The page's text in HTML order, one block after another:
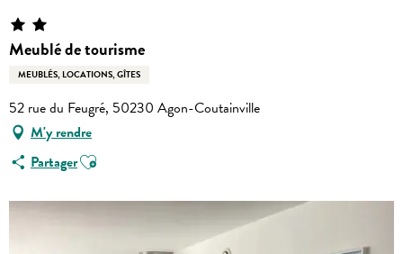
Meublé de tourisme
MEUBLÉS, LOCATIONS, GÎTES
Equinoxe
52 rue du Feugré, 50230 Agon-Coutainville
M'y rendre
PartagerAjouter aux favoris